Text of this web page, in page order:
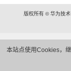
本站点使用Cookies，
版权所有 © 华为技